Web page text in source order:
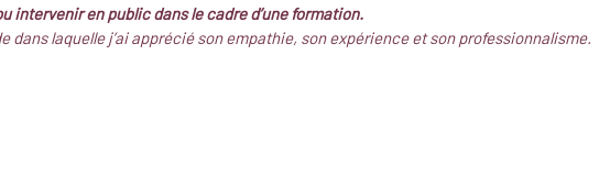
intervenir en public dans le cadre d’une formation.
dans laquelle j’ai apprécié son empathie, son expérience et son professionnalisme.